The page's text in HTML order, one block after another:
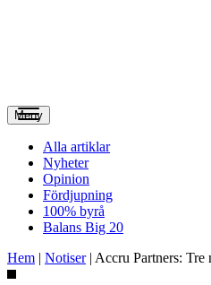
Meny
Alla artiklar
Nyheter
Opinion
Fördjupning
100% byrå
Balans Big 20
Hem | Notiser| Accru Partners: Tre